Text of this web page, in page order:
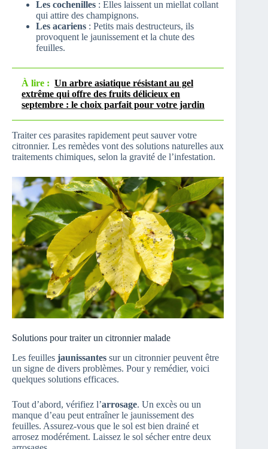
Les cochenilles : Elles laissent un miellat collant
qui attire des champignons.
Les acariens : Petits mais destructeurs, ils
provoquent le jaunissement et la chute des
feuilles.
À lire : Un arbre asiatique résistant au gel
extrême qui offre des fruits délicieux en
septembre : le choix parfait pour votre jardin
Traiter ces parasites rapidement peut sauver votre
citronnier. Les remèdes vont des solutions naturelles aux
traitements chimiques, selon la gravité de l’infestation.
Solutions pour traiter un citronnier malade
Les feuilles jaunissantes sur un citronnier peuvent être
un signe de divers problèmes. Pour y remédier, voici
quelques solutions efficaces.
Tout d’abord, vérifiez l’arrosage. Un excès ou un
manque d’eau peut entraîner le jaunissement des
feuilles. Assurez-vous que le sol est bien drainé et
arrosez modérément. Laissez le sol sécher entre deux